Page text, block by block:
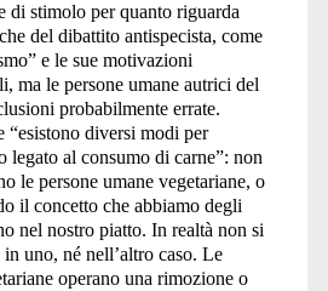
di stimolo per quanto riguarda
del dibattito antispecista, come
e le sue motivazioni
ma le persone umane autrici del
probabilmente errate.
“esistono diversi modi per
legato al consumo di carne”: non
le persone umane vegetariane, o
il concetto che abbiamo degli
nel nostro piatto. In realtà non si
uno, né nell’altro caso. Le
operano una rimozione o